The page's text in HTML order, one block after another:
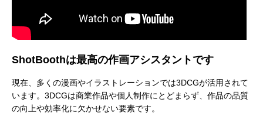
補改訂版』発売記念セミナー
2026.04.15 2026.03.25
2025.10.20
RUBICON』メイキ
制作ワークフロー
2024.04.24
ShotBoothは最高の作画アシスタントです
現在、多くの漫画やイラストレーションでは3DCGが活用されて
います。3DCGは商業作品や個人制作にとどまらず、作品の品質
の向上や効率化に欠かせない要素です。